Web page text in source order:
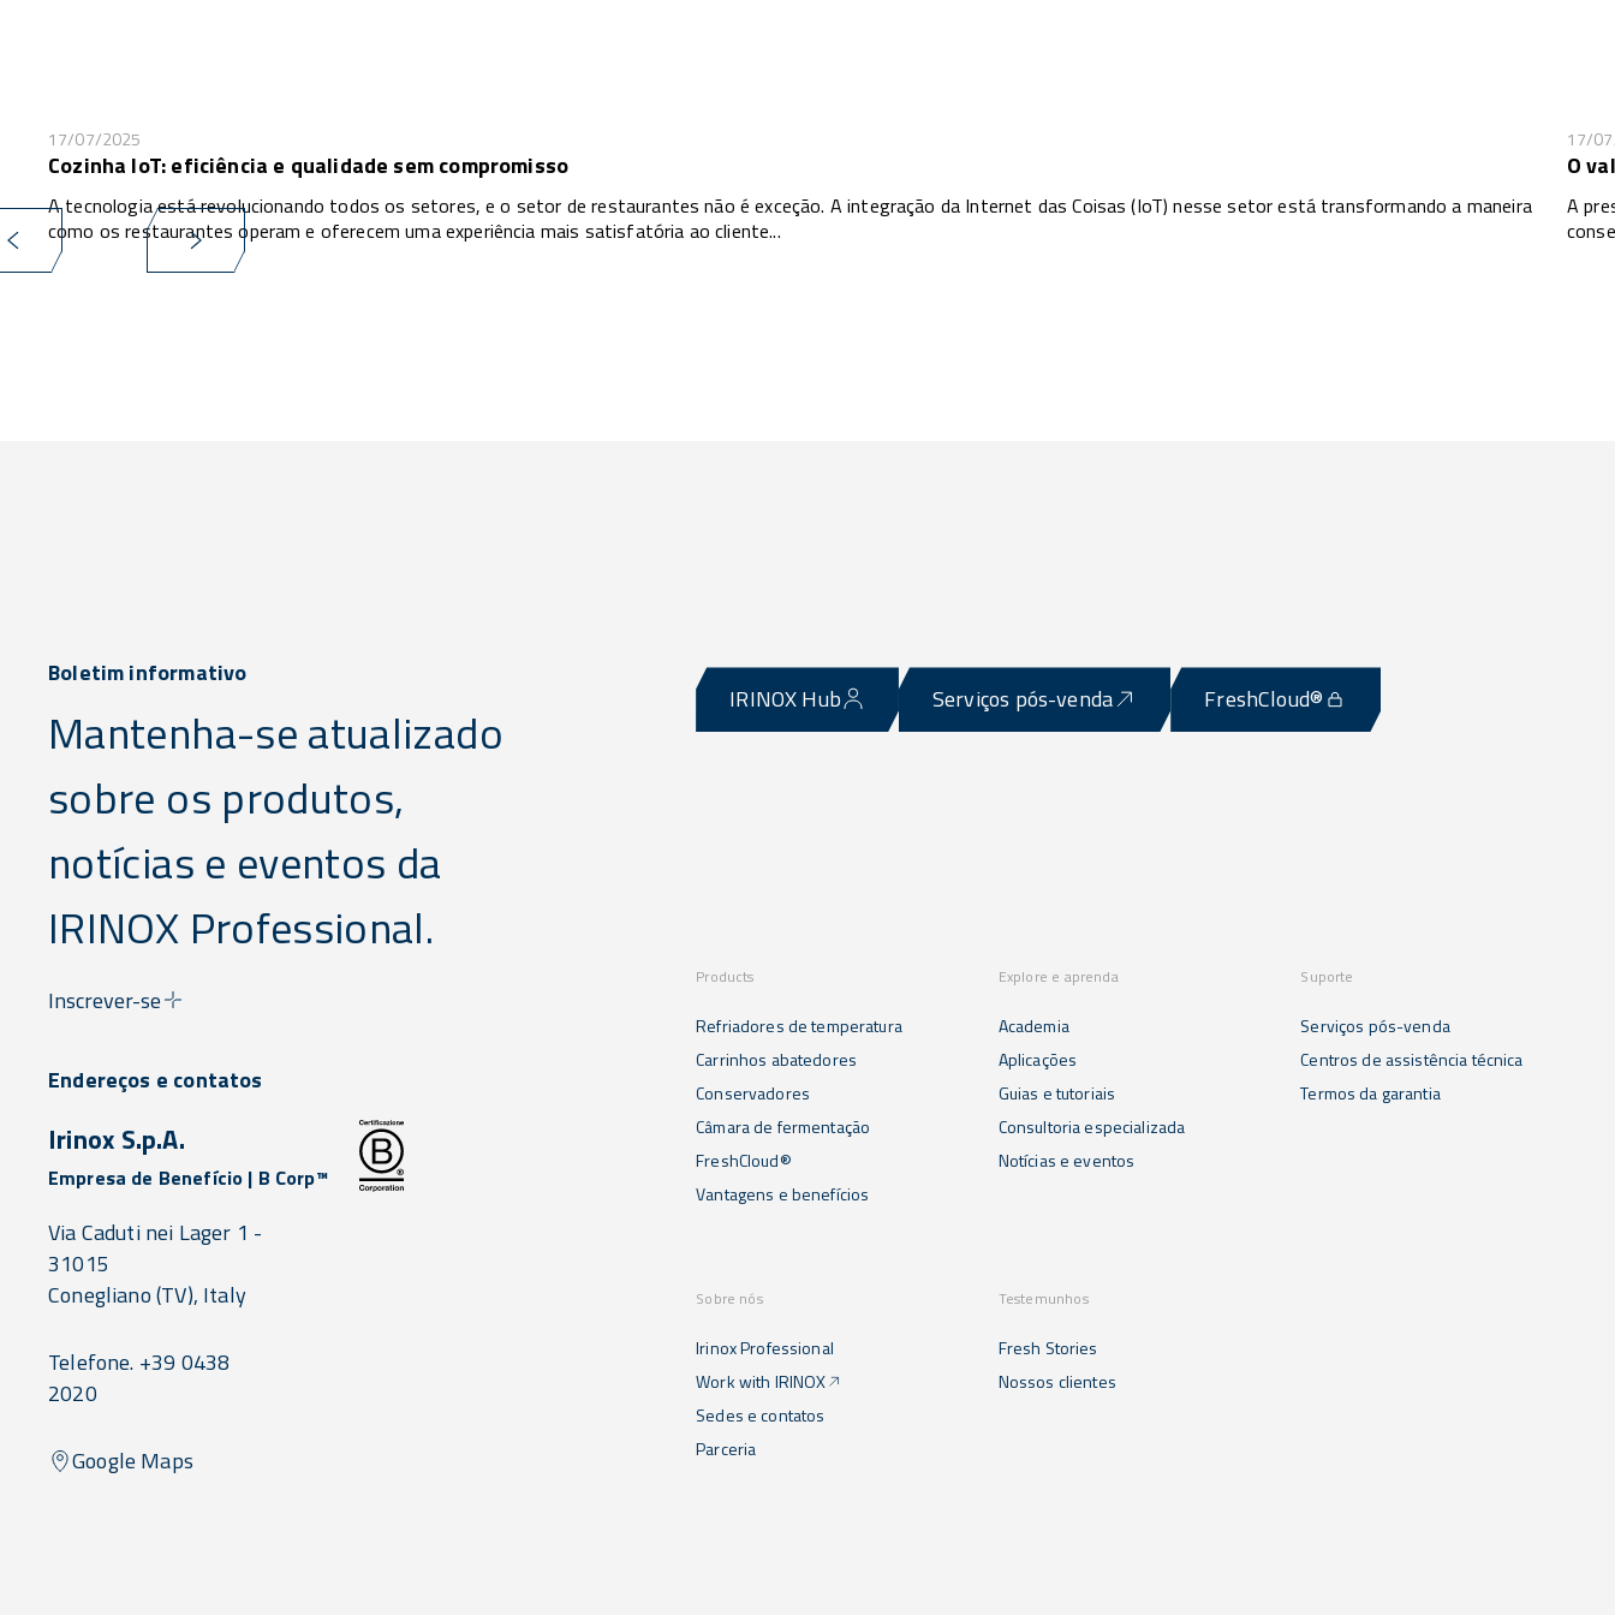
17/07/2025
Cozinha IoT: eficiência e qualidade sem compromisso
A tecnologia está revolucionando todos os setores, e o setor de restaurantes não é exceção. A integração da Internet das Coisas (IoT) nesse setor está transformando a maneira
como os restaurantes operam e oferecem uma experiência mais satisfatória ao cliente...
17/
O
A
Boletim informativo
Mantenha-se atualizado
sobre os produtos,
notícias e eventos da
IRINOX Professional.
Inscrever-se
IRINOX Hub Serviços pós-venda FreshCloud®
Products
Refriadores de temperatura
Carrinhos abatedores
Conservadores
Câmara de fermentação
FreshCloud®
Vantagens e benefícios
Explore e aprenda
Academia
Aplicações
Guias e tutoriais
Consultoria especializada
Notícias e eventos
Suporte
Serviços pós-venda
Centros de assistência técnica
Termos da garantia
Sobre nós
Irinox Professional
Work with IRINOX
Sedes e contatos
Parceria
Testemunhos
Fresh Stories
Nossos clientes
Endereços e contatos
Irinox S.p.A.
Empresa de Benefício | B Corp™
Via Caduti nei Lager 1 -
31015
Conegliano(TV), Italy
Telefone. +39 0438
2020
Google Maps